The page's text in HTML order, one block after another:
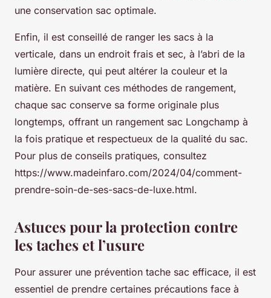
une conservation sac optimale.
Enfin, il est conseillé de ranger les sacs à la
verticale, dans un endroit frais et sec, à l’abri de la
lumière directe, qui peut altérer la couleur et la
matière. En suivant ces méthodes de rangement,
chaque sac conserve sa forme originale plus
longtemps, offrant un rangement sac Longchamp à
la fois pratique et respectueux de la qualité du sac.
Pour plus de conseils pratiques, consultez
https://www.madeinfaro.com/2024/04/comment-
prendre-soin-de-ses-sacs-de-luxe.html.
Astuces pour la protection contre
les taches et l’usure
Pour assurer une prévention tache sac efficace, il est
essentiel de prendre certaines précautions face à